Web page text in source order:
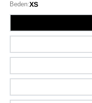
Beden:XS